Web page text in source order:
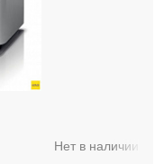
Нет в наличии